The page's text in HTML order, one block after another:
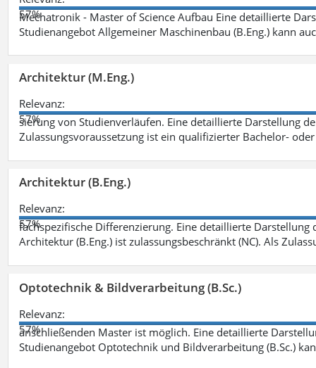
57%
Mechatronik - Master of Science Aufbau Eine detaillierte
Studienangebot Allgemeiner Maschinenbau (B.Eng.) kann
Architektur (M.Eng.)
Relevanz:
57%
sierung von Studienverläufen. Eine detaillierte Darstellung
Zulassungsvoraussetzung ist ein qualifizierter Bachelor-
Architektur (B.Eng.)
Relevanz:
57%
fachspezifische Differenzierung. Eine detaillierte
Architektur (B.Eng.) ist zulassungsbeschränkt (NC). Als
Optotechnik & Bildverarbeitung (B.Sc.)
Relevanz:
57%
anschließenden Master ist möglich. Eine detaillierte
Studienangebot Optotechnik und Bildverarbeitung (B.Sc.)